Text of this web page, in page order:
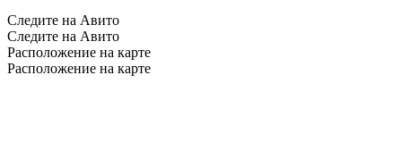
Следите на Авито
Следите на Авито
Расположение на карте
Расположение на карте